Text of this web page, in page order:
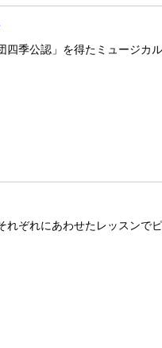
季公認」を得たミュージカ
ぞれにあわせたレッスンで